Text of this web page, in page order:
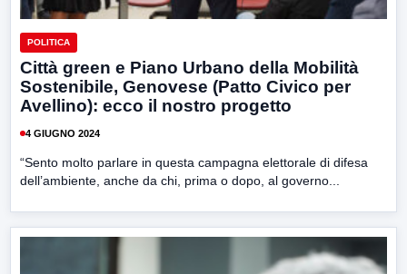
POLITICA
Città green e Piano Urbano della Mobilità
Sostenibile, Genovese (Patto Civico per
Avellino): ecco il nostro progetto
4 GIUGNO 2024
“Sento molto parlare in questa campagna elettorale di difesa
dell’ambiente, anche da chi, prima o dopo, al governo...